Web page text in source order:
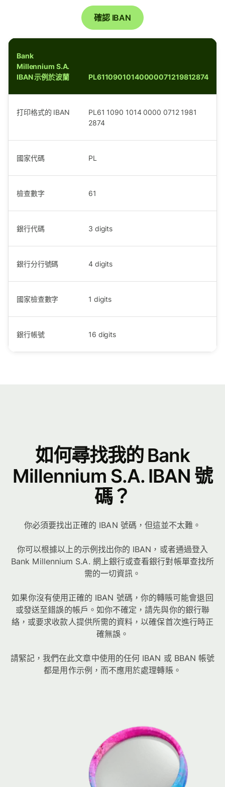
確認 IBAN
Bank
Millennium S.A.
IBAN 示例於波蘭
PL61109010140000071219812874
打印格式的 IBAN
PL61 1090 1014 0000 0712 1981
2874
國家代碼 PL
檢查數字 61
銀行代碼 3 digits
銀行分行號碼 4 digits
國家檢查數字 1 digits
銀行帳號 16 digits
如何尋找我的 Bank
Millennium S.A. IBAN 號
碼？
你必須要找出正確的 IBAN 號碼，但這並不太難。
你可以根據以上的示例找出你的 IBAN，或者通過登入
Bank Millennium S.A. 網上銀行或查看銀行對帳單查找所
需的一切資訊。
如果你沒有使用正確的 IBAN 號碼，你的轉賬可能會退回
或發送至錯誤的帳戶。如你不確定，請先與你的銀行聯
絡，或要求收款人提供所需的資料，以確保首次進行時正
確無誤。
請緊記，我們在此文章中使用的任何 IBAN 或 BBAN 帳號
都是用作示例，而不應用於處理轉賬。